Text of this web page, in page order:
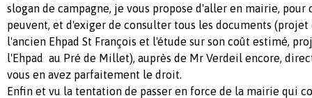
slogan de campagne, je vous propose d'aller en mairie,
peuvent, et d'exiger de consulter tous les documents
l'ancien Ehpad St François et l'étude sur son coût estimé,
l'Ehpad au Pré de Millet), auprès de Mr Verdeil encore,
vous en avez parfaitement le droit.
Enfin et vu la tentation de passer en force de la mairie qui